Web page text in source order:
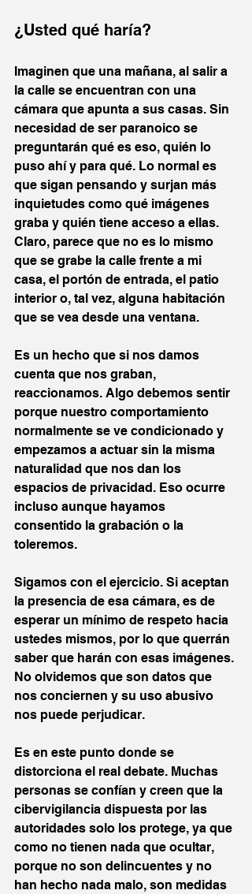
¿Usted qué haría?
Imaginen que una mañana, al salir a
la calle se encuentran con una
cámara que apunta a sus casas. Sin
necesidad de ser paranoico se
preguntarán qué es eso, quién lo
puso ahí y para qué. Lo normal es
que sigan pensando y surjan más
inquietudes como qué imágenes
graba y quién tiene acceso a ellas.
Claro, parece que no es lo mismo
que se grabe la calle frente a mi
casa, el portón de entrada, el patio
interior o, tal vez, alguna habitación
que se vea desde una ventana.
Es un hecho que si nos damos
cuenta que nos graban,
reaccionamos. Algo debemos sentir
porque nuestro comportamiento
normalmente se ve condicionado y
empezamos a actuar sin la misma
naturalidad que nos dan los
espacios de privacidad. Eso ocurre
incluso aunque hayamos
consentido la grabación o la
toleremos.
Sigamos con el ejercicio. Si aceptan
la presencia de esa cámara, es de
esperar un mínimo de respeto hacia
ustedes mismos, por lo que querrán
saber que harán con esas imágenes.
No olvidemos que son datos que
nos conciernen y su uso abusivo
nos puede perjudicar.
Es en este punto donde se
distorciona el real debate. Muchas
personas se confían y creen que la
cibervigilancia dispuesta por las
autoridades solo los protege, ya que
como no tienen nada que ocultar,
porque no son delincuentes y no
han hecho nada malo, son medidas